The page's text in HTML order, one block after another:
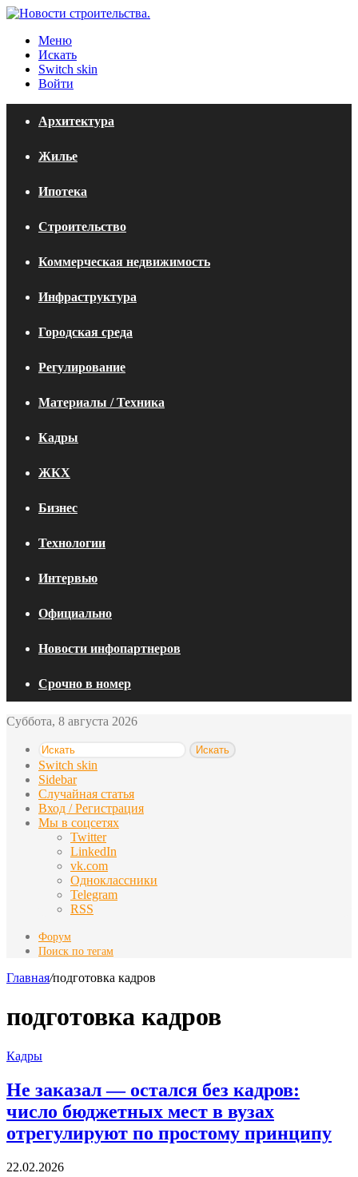
Меню
Искать
Switch skin
Войти
Архитектура
Жилье
Ипотека
Строительство
Коммерческая недвижимость
Инфраструктура
Городская среда
Регулирование
Материалы / Техника
Кадры
ЖКХ
Бизнес
Технологии
Интервью
Официально
Новости инфопартнеров
Срочно в номер
Суббота, 8 августа 2026
Искать
Switch skin
Sidebar
Случайная статья
Вход / Регистрация
Мы в соцсетях
Twitter
LinkedIn
vk.com
Одноклассники
Telegram
RSS
Форум
Поиск по тегам
Главная/подготовка кадров
подготовка кадров
Кадры
Не заказал — остался без кадров:
число бюджетных мест в вузах
отрегулируют по простому принципу
22.02.2026